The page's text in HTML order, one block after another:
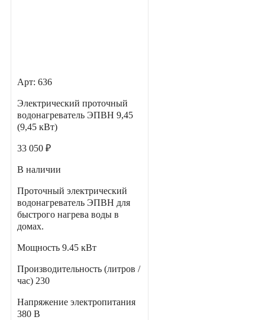
Арт: 636
Электрический проточный
водонагреватель ЭПВН 9,45
(9,45 кВт)
33 050 ₽
В наличии
Проточный электрический
водонагреватель ЭПВН для
быстрого нагрева воды в
домах.
Мощность 9.45 кВт
Производительность (литров /
час) 230
Напряжение электропитания
380 В